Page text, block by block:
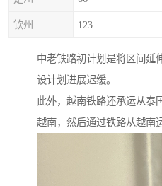
钦州 123
中老铁路初计划是将区间延
设计划进展迟缓。
此外，越南铁路还承运从泰
越南，然后通过铁路从越南